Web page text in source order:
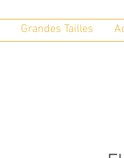
Grandes Tailles